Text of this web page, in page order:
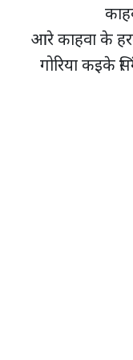
आरे काहवा के
गोरिया कइके